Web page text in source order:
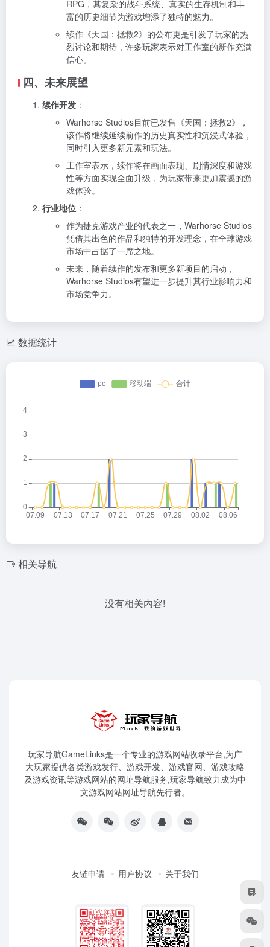
RPG，其复杂的战斗系统、真实的生存机制和丰
富的历史细节为游戏增添了独特的魅力。
续作《天国：拯救2》的公布更是引发了玩家的热
烈讨论和期待，许多玩家表示对工作室的新作充满
信心。
四、未来展望
续作开发 ：
Warhorse Studios目前已发售《天国：拯救2》，
该作将继续延续前作的历史真实性和沉浸式体验，
同时引入更多新元素和玩法。
工作室表示，续作将在画面表现、剧情深度和游戏
性等方面实现全面升级，为玩家带来更加震撼的游
戏体验。
行业地位 ：
作为捷克游戏产业的代表之一，Warhorse Studios
凭借其出色的作品和独特的开发理念，在全球游戏
市场中占据了一席之地。
未来，随着续作的发布和更多新项目的启动，
Warhorse Studios有望进一步提升其行业影响力和
市场竞争力。
数据统计
相关导航
没有相关内容!
玩家导航GameLinks是一个专业的游戏网站收录平台,为广
大玩家提供各类游戏发行、游戏开发、游戏官网、游戏攻略
及游戏资讯等游戏网站的网址导航服务,玩家导航致力成为中
文游戏网站网址导航先行者。
友链申请 用户协议 关于我们